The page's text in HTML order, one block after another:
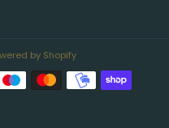
by Shopify